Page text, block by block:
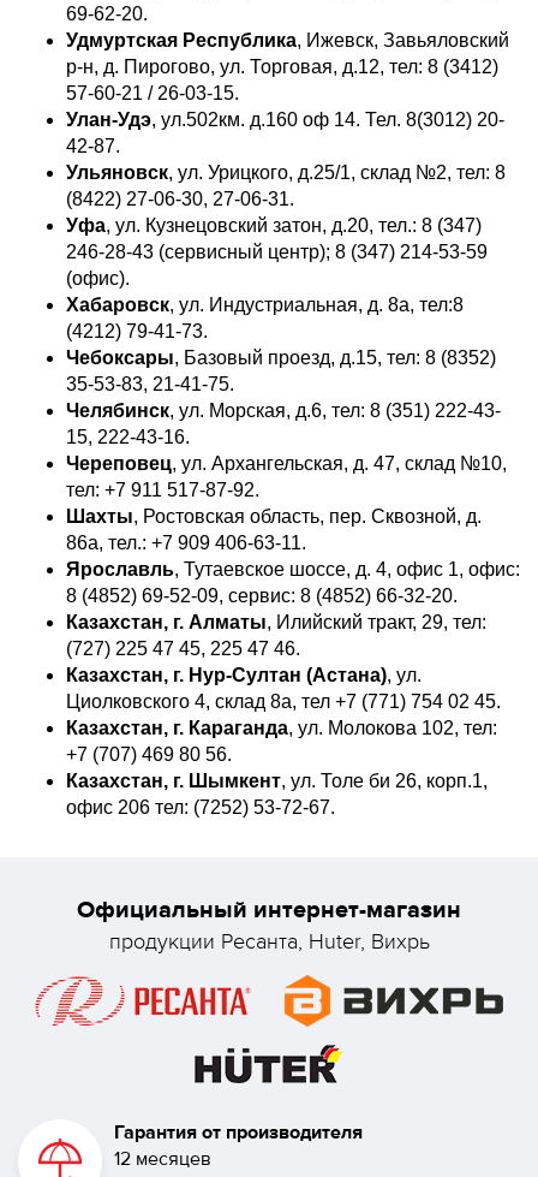
69-62-20.
Удмуртская Республика, Ижевск, Завьяловский
р-н, д. Пирогово, ул. Торговая, д.12, тел: 8 (3412)
57-60-21 / 26-03-15.
Улан-Удэ, ул.502км. д.160 оф 14. Тел. 8(3012) 20-
42-87.
Ульяновск, ул. Урицкого, д.25/1, склад №2, тел: 8
(8422) 27-06-30, 27-06-31.
Уфа, ул. Кузнецовский затон, д.20, тел.: 8 (347)
246-28-43 (сервисный центр); 8 (347) 214-53-59
(офис).
Хабаровск, ул. Индустриальная, д. 8а, тел:8
(4212) 79-41-73.
Чебоксары, Базовый проезд, д.15, тел: 8 (8352)
35-53-83, 21-41-75.
Челябинск, ул. Морская, д.6, тел: 8 (351) 222-43-
15, 222-43-16.
Череповец, ул. Архангельская, д. 47, склад №10,
тел: +7 911 517-87-92.
Шахты, Ростовская область, пер. Сквозной, д.
86а, тел.: +7 909 406-63-11.
Ярославль, Тутаевское шоссе, д. 4, офис 1, офис:
8 (4852) 69-52-09, сервис: 8 (4852) 66-32-20.
Казахстан, г. Алматы, Илийский тракт, 29, тел:
(727) 225 47 45, 225 47 46.
Казахстан, г. Нур-Султан (Астана), ул.
Циолковского 4, склад 8а, тел +7 (771) 754 02 45.
Казахстан, г. Караганда, ул. Молокова 102, тел:
+7 (707) 469 80 56.
Казахстан, г. Шымкент, ул. Толе би 26, корп.1,
офис 206 тел: (7252) 53-72-67.
Официальный интернет-магазин
продукции Ресанта, Huter, Вихрь
Гарантия от производителя
12 месяцев